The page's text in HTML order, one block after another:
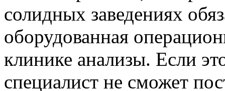
солидных заведениях
оборудованная
клинике анализы. Если
специалист не сможет